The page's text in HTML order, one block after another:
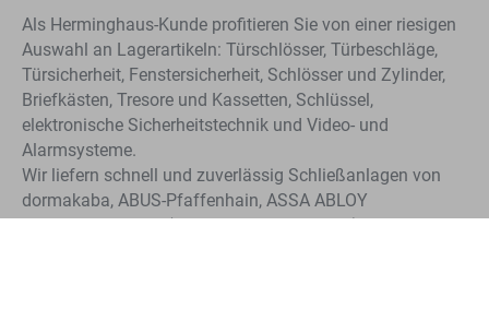
Als Herminghaus-Kunde profitieren Sie von einer riesigen
Auswahl an Lagerartikeln: Türschlösser, Türbeschläge,
Türsicherheit, Fenstersicherheit, Schlösser und Zylinder,
Briefkästen, Tresore und Kassetten, Schlüssel,
elektronische Sicherheitstechnik und Video- und
Alarmsysteme.
Wir liefern schnell und zuverlässig Schließanlagen von
dormakaba, ABUS-Pfaffenhain, ASSA ABLOY
Sicherheitstechnik (CLIQ®, IKON und KESO). Profitieren